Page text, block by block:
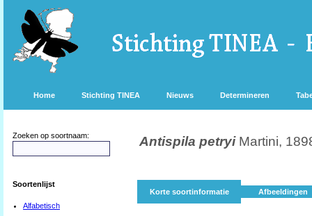
Home Stichting TINEA Nieuws Determineren
Zoeken op soortnaam:
Soortenlijst
Alfabetisch
Antispila petryi Martini,
Korte soortinformatie Afbeeldingen